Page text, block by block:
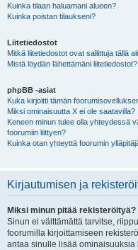
Kuinka tilaan haluamani alueen?
Kuinka poistan tilaukseni?
Liitetiedostot
Mitkä liitetiedostot ovat sallittuja tällä
Mistä löydän lähettämäni liitetiedostot?
phpBB -asiat
Kuka kirjoitti tämän
Miksi ominaisuutta X ei ole saatavilla?
Keneen minun tulee olla yhteydessä
foorumiin liittyen?
Kuinka otan yhteyttä foorumin
Kirjautumisen ja
Miksi minun pitää rekisteröityä?
Sinun ei välttämättä tarvitse,
foorumilla kirjoittamiseen
antaa sinulle lisää